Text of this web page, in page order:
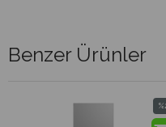
Benzer Ürünler